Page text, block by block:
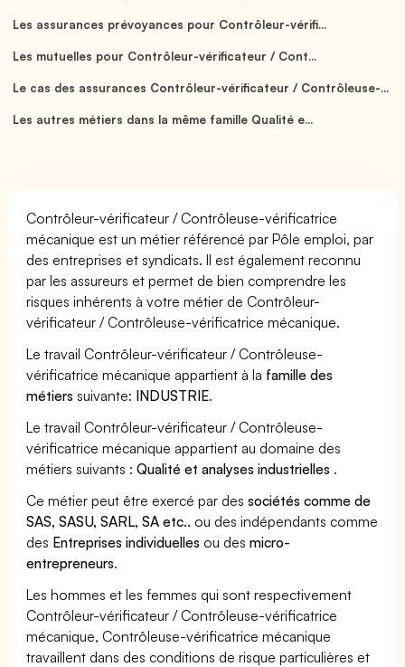
Les assurances prévoyances pour Contrôleur-vérifi...
Les mutuelles pour Contrôleur-vérificateur / Cont...
Le cas des assurances Contrôleur-vérificateur / Contrôleuse-...
Les autres métiers dans la même famille Qualité e...
Contrôleur-vérificateur / Contrôleuse-vérificatrice
mécanique est un métier référencé par Pôle emploi, par
des entreprises et syndicats. Il est également reconnu
par les assureurs et permet de bien comprendre les
risques inhérents à votre métier de Contrôleur-
vérificateur / Contrôleuse-vérificatrice mécanique.
Le travail Contrôleur-vérificateur / Contrôleuse-
vérificatrice mécanique appartient à la famille des
métiers suivante: INDUSTRIE.
Le travail Contrôleur-vérificateur / Contrôleuse-
vérificatrice mécanique appartient au domaine des
métiers suivants :Qualité et analyses industrielles .
Ce métier peut être exercé par dessociétés comme de
SAS, SASU, SARL, SA etc.. ou des indépendants comme
des Entreprises individuelles ou desmicro-
entrepreneurs.
Les hommes et les femmes qui sont respectivement
Contrôleur-vérificateur / Contrôleuse-vérificatrice
mécanique, Contrôleuse-vérificatrice mécanique
travaillent dans des conditions de risque particulières et